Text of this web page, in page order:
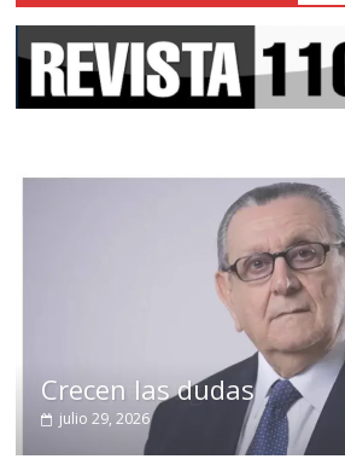
Crecen las dudas
julio 29, 2026